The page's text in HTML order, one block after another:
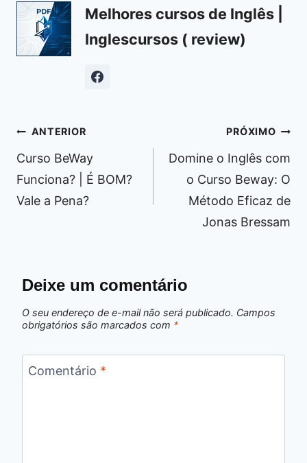
Melhores cursos de Inglês |
Inglescursos ( review)
Navegação
de
Post
ANTERIOR
Curso BeWay
Funciona? | É BOM?
Vale a Pena?
PRÓXIMO
Domine o Inglês com
o Curso Beway: O
Método Eficaz de
Jonas Bressam
Deixe um comentário
O seu endereço de e-mail não será publicado. Campos
obrigatórios são marcados com *
Comentário *